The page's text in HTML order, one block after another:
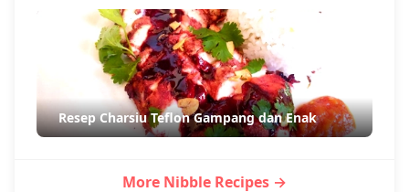
Resep Charsiu Teflon Gampang dan Enak
More Nibble Recipes →